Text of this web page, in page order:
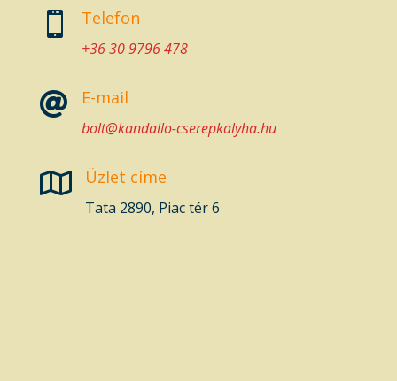
 Telefon
+36 30 9796 478
 E-mail
bolt@kandallo-cserepkalyha.hu
 Üzlet címe
Tata 2890, Piac tér 6